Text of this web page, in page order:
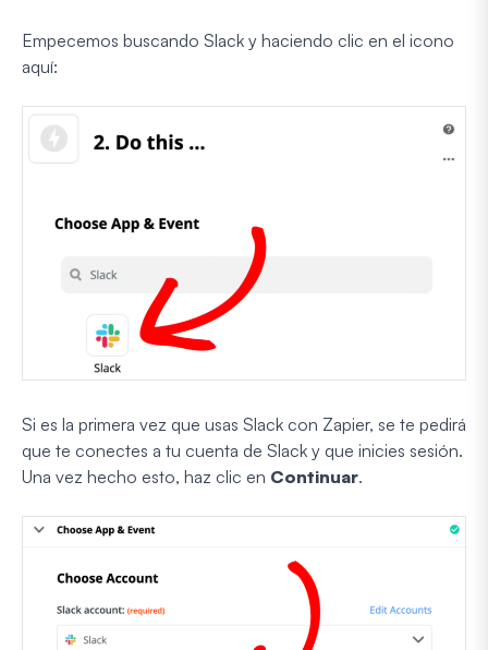
Empecemos buscando Slack y haciendo clic en el icono
aquí:
Si es la primera vez que usas Slack con Zapier, se te pedirá
que te conectes a tu cuenta de Slack y que inicies sesión.
Una vez hecho esto, haz clic en Continuar.